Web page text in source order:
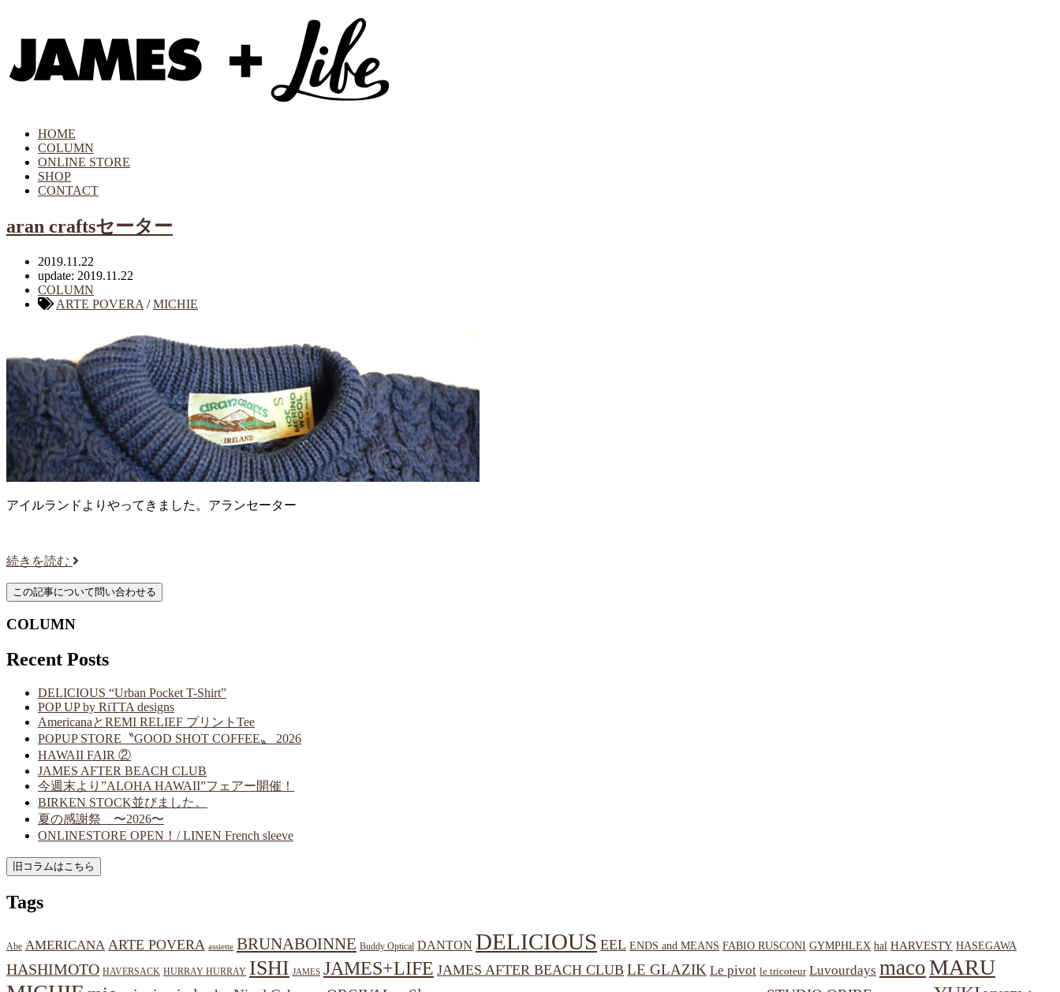
HOME
COLUMN
ONLINE STORE
SHOP
CONTACT
aran craftsセーター
2019.11.22
update: 2019.11.22
COLUMN
ARTE POVERA /MICHIE
アイルランドよりやってきました。アランセーター
続きを読む
COLUMN
Recent Posts
DELICIOUS “Urban Pocket T-Shirt”
POP UP by RiTTA designs
AmericanaとREMI RELIEF プリントTee
POPUP STORE〝GOOD SHOT COFFEE〟 2026
HAWAII FAIR ②
JAMES AFTER BEACH CLUB
今週末より”ALOHA HAWAII”フェアー開催！
BIRKEN STOCK並びました。
夏の感謝祭 〜2026〜
ONLINESTORE OPEN！/ LINEN French sleeve
Tags
Abe AMERICANA ARTE POVERA assiette BRUNABOINNE Buddy Optical DANTON DELICIOUS EEL ENDS and MEANS FABIO RUSCONI GYMPHLEX hal HARVESTY HASEGAWA
HASHIMOTO HAVERSACK HURRAY HURRAY ISHI JAMES JAMES+LIFE JAMES AFTER BEACH CLUB LE GLAZIK Le pivot le tricoteur Luvourdays macoMARU